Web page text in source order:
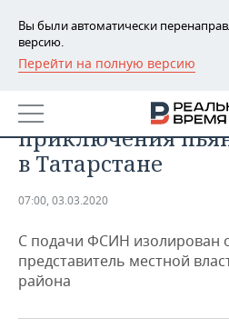
Вы были автоматически
версию.
Перейти на полную версию
РЕГИОНЫ
БАШКОРТОСТАН
ТАТАРСТАН
НОВОСТИ
АНАЛИТИКА
ДЕКЛАРАЦИИ О ДОХОДАХ
КОРОЛИ ГОСЗАКАЗА ПФО
ВУЗЫ ТАТАРСТАНА
НОВОСТИ ЭКОНОМИКИ
ФИНАНСЫ
БАНКИ
ПРОМЫШЛЕННОСТЬ
НОВОСТИ
ПРОМЫШЛЕННОСТИ
НЕДВИЖИМОСТЬ
НОВОСТИ НЕДВИЖИМОСТИ
АВТО
Глава —
приключения
в Татарстане
07:00, 03.03.2020
С подачи ФСИН изолирован
представитель местной
района